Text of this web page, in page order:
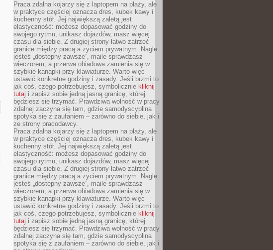
Praca zdalna kojarzy się z laptopem na plaży, ale
w praktyce częściej oznacza dres, kubek kawy i
kuchenny stół. Jej największą zaletą jest
elastyczność: możesz dopasować godziny do
swojego rytmu, unikasz dojazdów, masz więcej
czasu dla siebie. Z drugiej strony łatwo zatrzeć
granice między pracą a życiem prywatnym. Nagle
jesteś „dostępny zawsze”, maile sprawdzasz
wieczorem, a przerwa obiadowa zamienia się w
szybkie kanapki przy klawiaturze. Warto więc
ustawić konkretne godziny i zasady. Jeśli brzmi to
jak coś, czego potrzebujesz, symbolicznie kliknij
tutaj i zapisz sobie jedną jasną granicę, której
będziesz się trzymać. Prawdziwa wolność w pracy
zdalnej zaczyna się tam, gdzie samodyscyplina
spotyka się z zaufaniem – zarówno do siebie, jak i
ze strony pracodawcy.
Praca zdalna kojarzy się z laptopem na plaży, ale
w praktyce częściej oznacza dres, kubek kawy i
kuchenny stół. Jej największą zaletą jest
elastyczność: możesz dopasować godziny do
swojego rytmu, unikasz dojazdów, masz więcej
czasu dla siebie. Z drugiej strony łatwo zatrzeć
granice między pracą a życiem prywatnym. Nagle
jesteś „dostępny zawsze”, maile sprawdzasz
wieczorem, a przerwa obiadowa zamienia się w
szybkie kanapki przy klawiaturze. Warto więc
ustawić konkretne godziny i zasady. Jeśli brzmi to
jak coś, czego potrzebujesz, symbolicznie kliknij
tutaj i zapisz sobie jedną jasną granicę, której
będziesz się trzymać. Prawdziwa wolność w pracy
zdalnej zaczyna się tam, gdzie samodyscyplina
spotyka się z zaufaniem – zarówno do siebie, jak i